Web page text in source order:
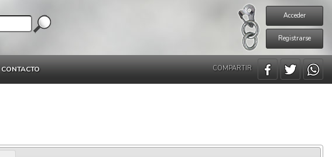
Acceder
Registrarse
CONTACTO COMPARTIR